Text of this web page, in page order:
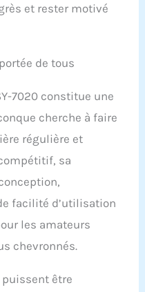
et rester motivé
de tous
7020 constitue une
cherche à faire
régulière et
sa
facilité d’utilisation
les amateurs
chevronnés.
être